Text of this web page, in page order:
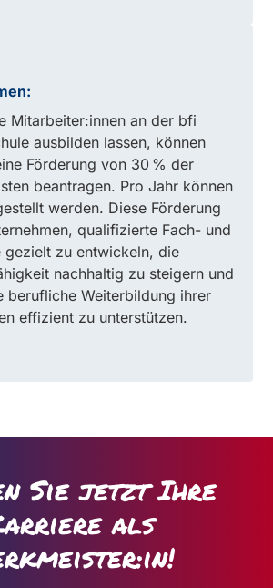
Mitarbeiter:innen an der bfi
ausbilden lassen, können
Förderung von 30 % der
beantragen. Pro Jahr können
werden. Diese Förderung
qualifizierte Fach- und
gezielt zu entwickeln, die
nachhaltig zu steigern und
berufliche Weiterbildung ihrer
effizient zu unterstützen.
Sie jetzt Ihre
als